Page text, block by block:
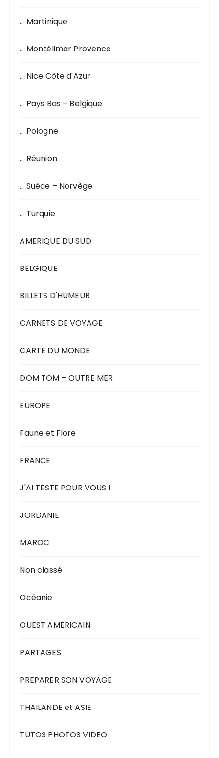
… Martinique
… Montélimar Provence
… Nice Côte d'Azur
… Pays Bas – Belgique
… Pologne
… Réunion
… Suède – Norvège
… Turquie
AMERIQUE DU SUD
BELGIQUE
BILLETS D'HUMEUR
CARNETS DE VOYAGE
CARTE DU MONDE
DOM TOM – OUTRE MER
EUROPE
Faune et Flore
FRANCE
J'AI TESTE POUR VOUS !
JORDANIE
MAROC
Non classé
Océanie
OUEST AMERICAIN
PARTAGES
PREPARER SON VOYAGE
THAILANDE et ASIE
TUTOS PHOTOS VIDEO